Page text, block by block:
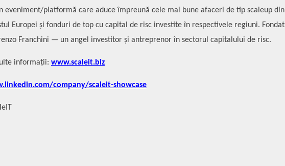
eveniment/platformă care aduce împreună cele mai bune afaceri de tip scaleup din
Europei și fonduri de top cu capital de risc investite în respectivele regiuni. Fondat
Franchini — un angel investitor și antreprenor în sectorul capitalului de risc.
informații: www.scaleit.biz
company/scaleit-showcase